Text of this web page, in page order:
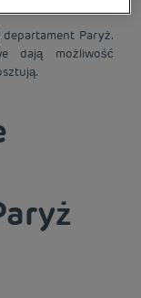
Paryż.
dają możliwość